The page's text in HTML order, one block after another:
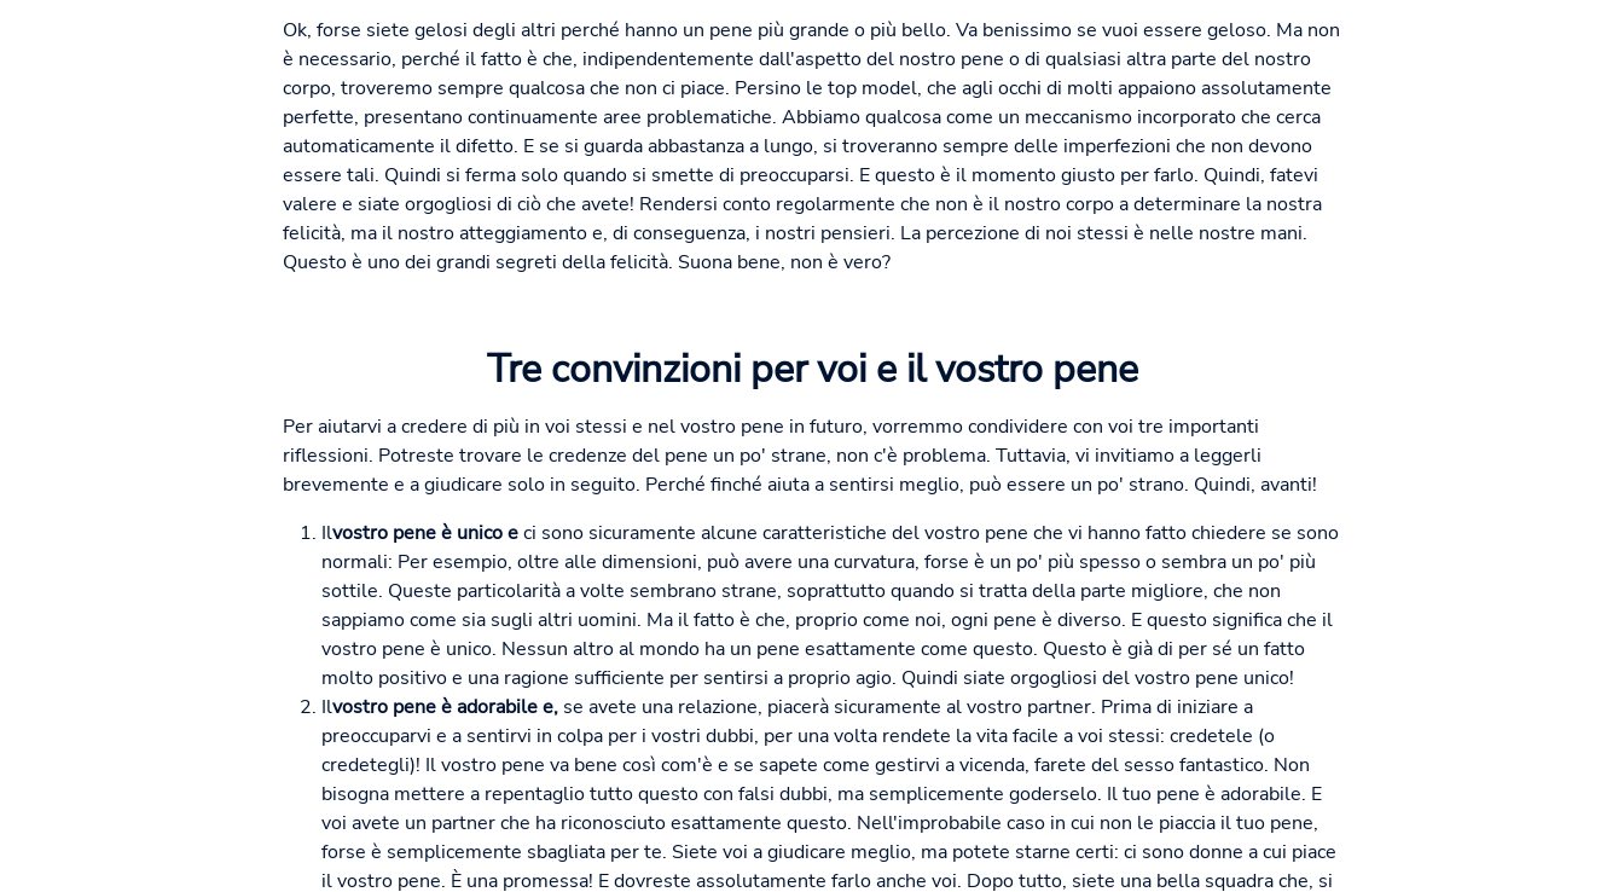
Ok, forse siete gelosi degli altri perché hanno un pene più grande o più bello. Va benissimo se vuoi essere geloso. Ma non
è necessario, perché il fatto è che, indipendentemente dall'aspetto del nostro pene o di qualsiasi altra parte del nostro
corpo, troveremo sempre qualcosa che non ci piace. Persino le top model, che agli occhi di molti appaiono assolutamente
perfette, presentano continuamente aree problematiche. Abbiamo qualcosa come un meccanismo incorporato che cerca
automaticamente il difetto. E se si guarda abbastanza a lungo, si troveranno sempre delle imperfezioni che non devono
essere tali. Quindi si ferma solo quando si smette di preoccuparsi. E questo è il momento giusto per farlo. Quindi, fatevi
valere e siate orgogliosi di ciò che avete! Rendersi conto regolarmente che non è il nostro corpo a determinare la nostra
felicità, ma il nostro atteggiamento e, di conseguenza, i nostri pensieri. La percezione di noi stessi è nelle nostre mani.
Questo è uno dei grandi segreti della felicità. Suona bene, non è vero?
Tre convinzioni per voi e il vostro pene
Per aiutarvi a credere di più in voi stessi e nel vostro pene in futuro, vorremmo condividere con voi tre importanti
riflessioni. Potreste trovare le credenze del pene un po' strane, non c'è problema. Tuttavia, vi invitiamo a leggerli
brevemente e a giudicare solo in seguito. Perché finché aiuta a sentirsi meglio, può essere un po' strano. Quindi, avanti!
Ilvostro pene è unico eci sono sicuramente alcune caratteristiche del vostro pene che vi hanno fatto chiedere se sono
normali: Per esempio, oltre alle dimensioni, può avere una curvatura, forse è un po' più spesso o sembra un po' più
sottile. Queste particolarità a volte sembrano strane, soprattutto quando si tratta della parte migliore, che non
sappiamo come sia sugli altri uomini. Ma il fatto è che, proprio come noi, ogni pene è diverso. E questo significa che il
vostro pene è unico. Nessun altro al mondo ha un pene esattamente come questo. Questo è già di per sé un fatto
molto positivo e una ragione sufficiente per sentirsi a proprio agio. Quindi siate orgogliosi del vostro pene unico!
Ilvostro pene è adorabile e,se avete una relazione, piacerà sicuramente al vostro partner. Prima di iniziare a
preoccuparvi e a sentirvi in colpa per i vostri dubbi, per una volta rendete la vita facile a voi stessi: credetele (o
credetegli)! Il vostro pene va bene così com'è e se sapete come gestirvi a vicenda, farete del sesso fantastico. Non
bisogna mettere a repentaglio tutto questo con falsi dubbi, ma semplicemente goderselo. Il tuo pene è adorabile. E
voi avete un partner che ha riconosciuto esattamente questo. Nell'improbabile caso in cui non le piaccia il tuo pene,
forse è semplicemente sbagliata per te. Siete voi a giudicare meglio, ma potete starne certi: ci sono donne a cui piace
il vostro pene. È una promessa! E dovreste assolutamente farlo anche voi. Dopo tutto, siete una bella squadra che, si